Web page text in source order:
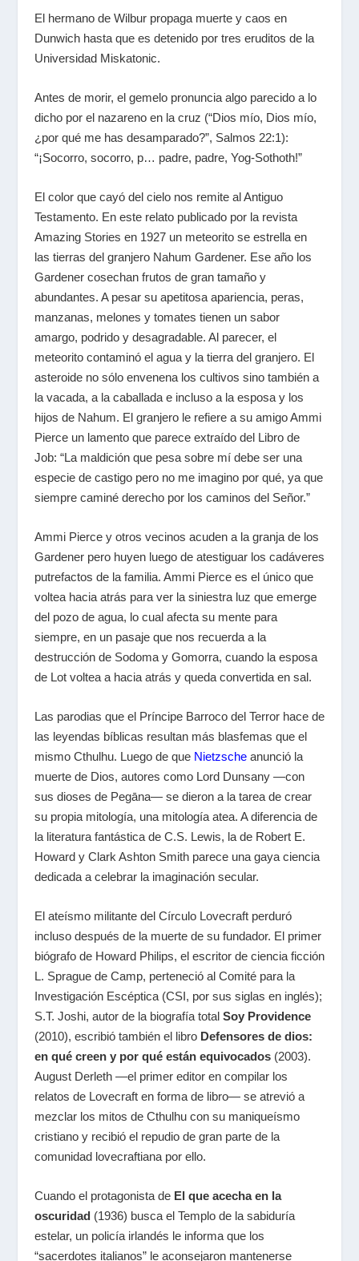
El hermano de Wilbur propaga muerte y caos en
Dunwich hasta que es detenido por tres eruditos de la
Universidad Miskatonic.
Antes de morir, el gemelo pronuncia algo parecido a lo
dicho por el nazareno en la cruz (“Dios mío, Dios mío,
¿por qué me has desamparado?”, Salmos 22:1):
“¡Socorro, socorro, p… padre, padre, Yog-Sothoth!”
El color que cayó del cielo nos remite al Antiguo
Testamento. En este relato publicado por la revista
Amazing Stories en 1927 un meteorito se estrella en
las tierras del granjero Nahum Gardener. Ese año los
Gardener cosechan frutos de gran tamaño y
abundantes. A pesar su apetitosa apariencia, peras,
manzanas, melones y tomates tienen un sabor
amargo, podrido y desagradable. Al parecer, el
meteorito contaminó el agua y la tierra del granjero. El
asteroide no sólo envenena los cultivos sino también a
la vacada, a la caballada e incluso a la esposa y los
hijos de Nahum. El granjero le refiere a su amigo Ammi
Pierce un lamento que parece extraído del Libro de
Job: “La maldición que pesa sobre mí debe ser una
especie de castigo pero no me imagino por qué, ya que
siempre caminé derecho por los caminos del Señor.”
Ammi Pierce y otros vecinos acuden a la granja de los
Gardener pero huyen luego de atestiguar los cadáveres
putrefactos de la familia. Ammi Pierce es el único que
voltea hacia atrás para ver la siniestra luz que emerge
del pozo de agua, lo cual afecta su mente para
siempre, en un pasaje que nos recuerda a la
destrucción de Sodoma y Gomorra, cuando la esposa
de Lot voltea a hacia atrás y queda convertida en sal.
Las parodias que el Príncipe Barroco del Terror hace de
las leyendas bíblicas resultan más blasfemas que el
mismo Cthulhu. Luego de que Nietzsche anunció la
muerte de Dios, autores como Lord Dunsany —con
sus dioses de Pegāna— se dieron a la tarea de crear
su propia mitología, una mitología atea. A diferencia de
la literatura fantástica de C.S. Lewis, la de Robert E.
Howard y Clark Ashton Smith parece una gaya ciencia
dedicada a celebrar la imaginación secular.
El ateísmo militante del Círculo Lovecraft perduró
incluso después de la muerte de su fundador. El primer
biógrafo de Howard Philips, el escritor de ciencia ficción
L. Sprague de Camp, perteneció al Comité para la
Investigación Escéptica (CSI, por sus siglas en inglés);
S.T. Joshi, autor de la biografía total Soy Providence
(2010), escribió también el libroDefensores de dios:
en qué creen y por qué están equivocados(2003).
August Derleth —el primer editor en compilar los
relatos de Lovecraft en forma de libro— se atrevió a
mezclar los mitos de Cthulhu con su maniqueísmo
cristiano y recibió el repudio de gran parte de la
comunidad lovecraftiana por ello.
Cuando el protagonista de El que acecha en la
oscuridad (1936) busca el Templo de la sabiduría
estelar, un policía irlandés le informa que los
“sacerdotes italianos” le aconsejaron mantenerse